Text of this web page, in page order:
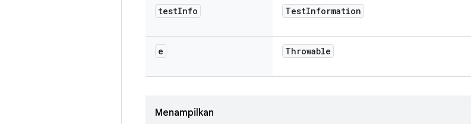
testInfo TestInformation
e Throwable
Menampilkan